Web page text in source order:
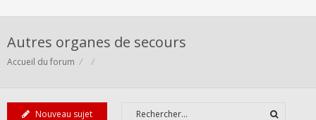
Autres organes de secours
Accueil du forum
Nouveau sujet